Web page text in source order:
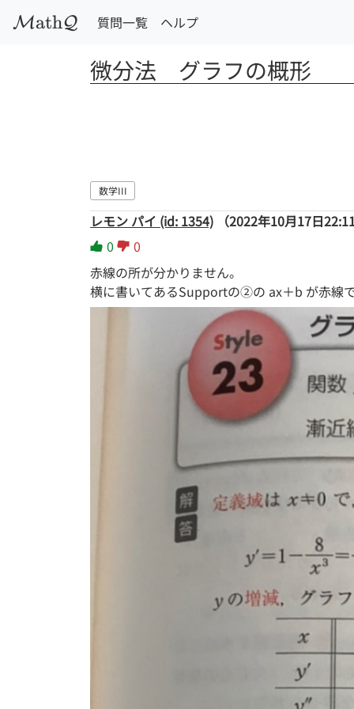
MathQ 質問一覧 ヘルプ
微分法　グラフの概形
数学III
レモン パイ (id: 1354)
（2022年10月17日
0
0
赤線の所が分かりません。
横に書いてあるSupportの②の ax＋b が赤線